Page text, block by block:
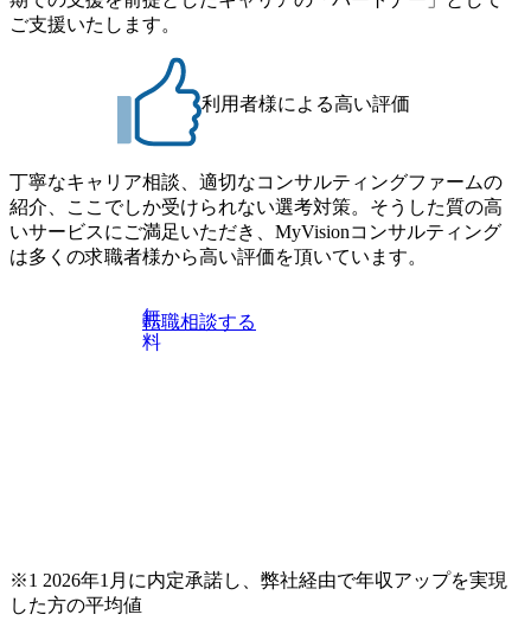
ご支援いたします。
利用者様による高い評価
丁寧なキャリア相談、適切なコンサルティングファームの
紹介、ここでしか受けられない選考対策。そうした質の高
いサービスにご満足いただき、MyVisionコンサルティング
は多くの求職者様から高い評価を頂いています。
無
料
転職相談する
※1 2026年1月に内定承諾し、弊社経由で年収アップを実現
した方の平均値